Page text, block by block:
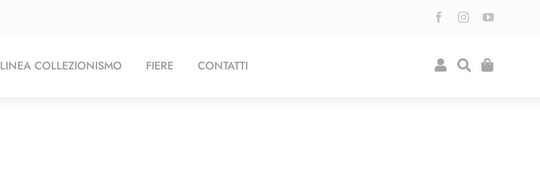
LINEA COLLEZIONISMO FIERE CONTATTI